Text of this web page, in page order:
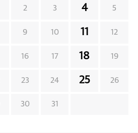
2 3 4 5
9 10 11 12
16 17 18 19
23 24 25 26
30 31